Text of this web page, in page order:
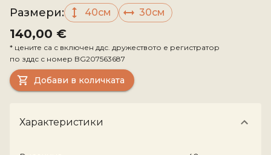
Размери: 40см 30см
140,00 €
* цените са с включен ддс. дружеството е регистратор
по зддс с номер BG207563687
Добави в количката
Характеристики